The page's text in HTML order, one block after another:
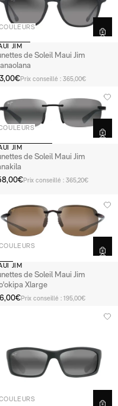
JIM
de Soleil Maui Jim
Prix conseillé : 365,00€
JIM
de Soleil Maui Jim
Prix conseillé : 365,20€
JIM
de Soleil Maui Jim
Xlarge
Prix conseillé : 195,00€